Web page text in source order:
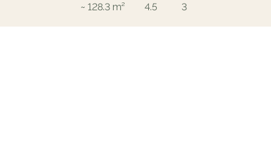
~ 128.3 m² 4.5 3